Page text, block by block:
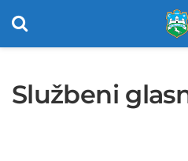
Službeni